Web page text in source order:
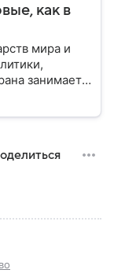
как в
мира и
занимает